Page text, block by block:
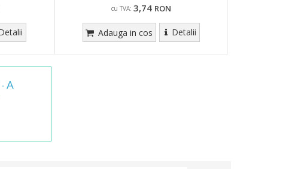
cu TVA: 3,74 RON
Adauga in cos Detalii
-A